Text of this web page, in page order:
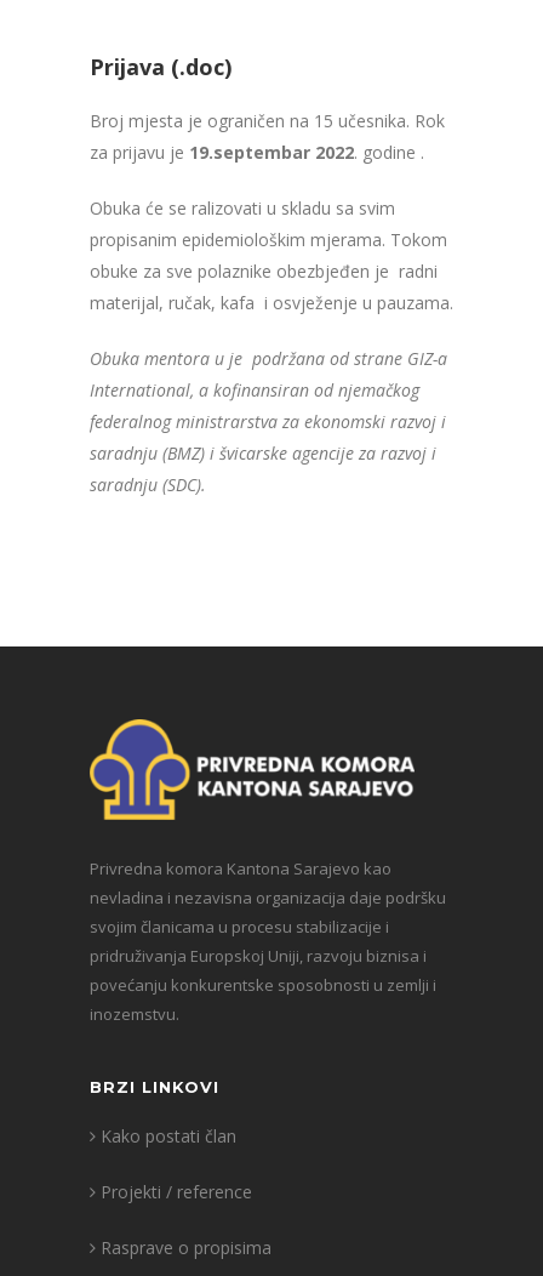
Prijava (.doc)
Broj mjesta je ograničen na 15 učesnika. Rok
za prijavu je 19.septembar 2022. godine .
Obuka će se ralizovati u skladu sa svim
propisanim epidemiološkim mjerama. Tokom
obuke za sve polaznike obezbjeđen je radni
materijal, ručak, kafa i osvježenje u pauzama.
Obuka mentora u je podržana od strane GIZ-a
International, a kofinansiran od njemačkog
federalnog ministrarstva za ekonomski razvoj i
saradnju (BMZ) i švicarske agencije za razvoj i
saradnju (SDC).
Privredna komora Kantona Sarajevo kao
nevladina i nezavisna organizacija daje podršku
svojim članicama u procesu stabilizacije i
pridruživanja Europskoj Uniji, razvoju biznisa i
povećanju konkurentske sposobnosti u zemlji i
inozemstvu.
BRZI LINKOVI
Kako postati član
Projekti / reference
Rasprave o propisima